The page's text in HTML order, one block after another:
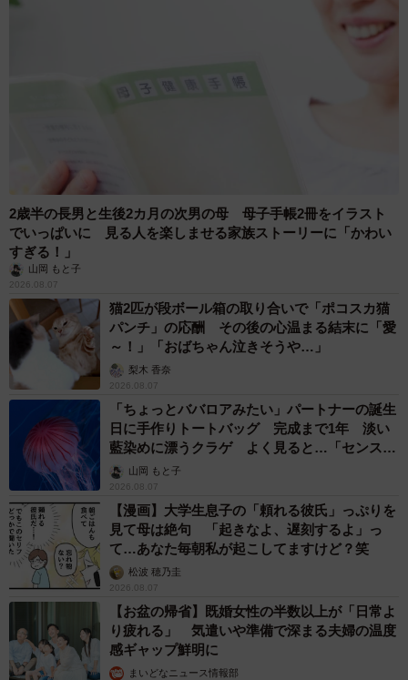
2歳半の長男と生後2カ月の次男の母 母子手帳2冊をイラスト
でいっぱいに 見る人を楽しませる家族ストーリーに「かわい
すぎる！」
山岡 もと子
2026.08.07
猫2匹が段ボール箱の取り合いで「ポコスカ猫
パンチ」の応酬 その後の心温まる結末に「愛
～！」「おばちゃん泣きそうや…」
梨木 香奈
2026.08.07
「ちょっとババロアみたい」パートナーの誕生
日に手作りトートバッグ 完成まで1年 淡い
藍染めに漂うクラゲ よく見ると…「センスす
ごい」山岡 もと子
2026.08.07
【漫画】大学生息子の「頼れる彼氏」っぷりを
見て母は絶句 「起きなよ、遅刻するよ」っ
て…あなた毎朝私が起こしてますけど？笑
松波 穂乃圭
2026.08.07
【お盆の帰省】既婚女性の半数以上が「日常よ
り疲れる」 気遣いや準備で深まる夫婦の温度
感ギャップ鮮明に
まいどなニュース情報部